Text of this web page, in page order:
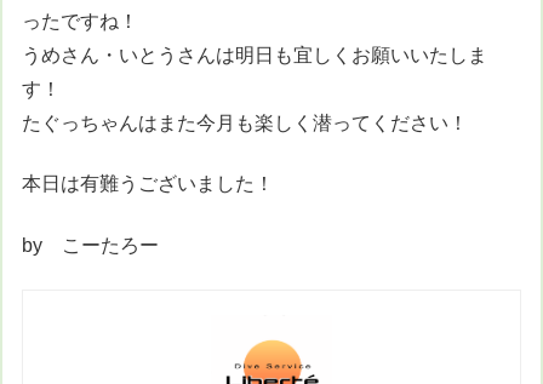
ったですね！
うめさん・いとうさんは明日も宜しくお願いいたしま
す！
たぐっちゃんはまた今月も楽しく潜ってください！
本日は有難うございました！
by こーたろー